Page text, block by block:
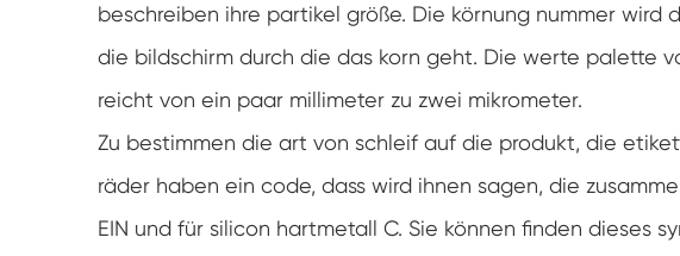
beschreiben ihre partikel größe. Die körnung nummer
die bildschirm durch die das korn geht. Die werte palette
reicht von ein paar millimeter zu zwei mikrometer.
Zu bestimmen die art von schleif auf die produkt, die
räder haben ein code, dass wird ihnen sagen, die
EIN und für silicon hartmetall C. Sie können finden dieses